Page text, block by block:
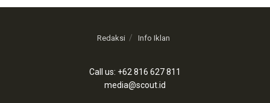
Redaksi Info Iklan
Call us: +62 816 627 811
media@scout.id